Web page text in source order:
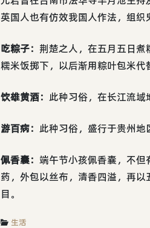
英国人也有仿效我国人作法，组织
吃粽子： 荆楚之人，在五月五日
糯米饭掷下，以后渐用粽叶包米代
饮雄黄酒： 此种习俗，在长江流域
游百病： 此种习俗，盛行于贵州地
佩香囊： 端午节小孩佩香囊，不
药，外包以丝布，清香四溢，再
目。
生活